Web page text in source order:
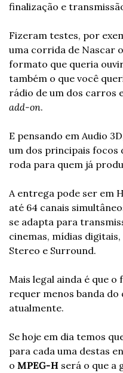
finalização e
Fizeram testes, por
uma corrida de Nascar
formato que queria
também o que você
add-on.
E pensando em Audio
um dos principais focos
roda para quem já
A entrega pode ser em
até 64 canais
se adapta para
cinemas, mídias
Stereo e Surround.
Mais legal ainda é que
requer menos banda
atualmente.
Se hoje em dia temos
para cada uma destas
o MPEG-H será o que a